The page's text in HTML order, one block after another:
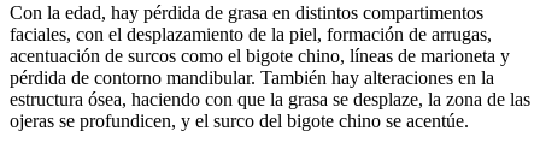
Con la edad, hay pérdida de grasa en distintos compartimentos
faciales, con el desplazamiento de la piel, formación de arrugas,
acentuación de surcos como el bigote chino, líneas de marioneta y
pérdida de contorno mandibular. También hay alteraciones en la
estructura ósea, haciendo con que la grasa se desplaze, la zona de las
ojeras se profundicen, y el surco del bigote chino se acentúe.